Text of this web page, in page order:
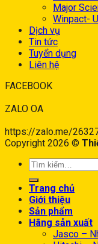
Major
Winpact-
Dịch vụ
Tin tức
Tuyển dụng
Liên hệ
FACEBOOK
ZALO OA
https://zalo.me/
Copyright 2026 ©
Trang chủ
Giới thiệu
Sản phẩm
Hãng sản xuất
Jasco –